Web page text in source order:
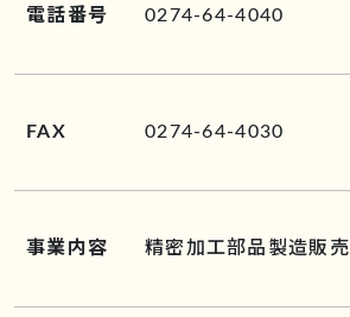
電話番号 0274-64-4040
FAX 0274-64-4030
事業内容 精密加工部品製造販売